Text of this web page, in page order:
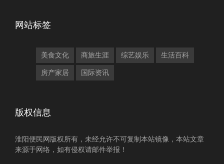
网站标签
美食文化 商旅生涯 综艺娱乐 生活百科
房产家居 国际资讯
版权信息
淮阳便民网版权所有，未经允许不可复制本站镜像，本站文章
来源于网络，如有侵权请邮件举报！